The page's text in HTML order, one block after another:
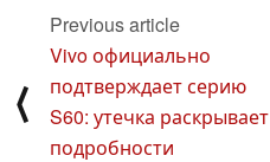
⟨
Previous article
Vivo официально
подтверждает серию
S60: утечка раскрывает
подробности